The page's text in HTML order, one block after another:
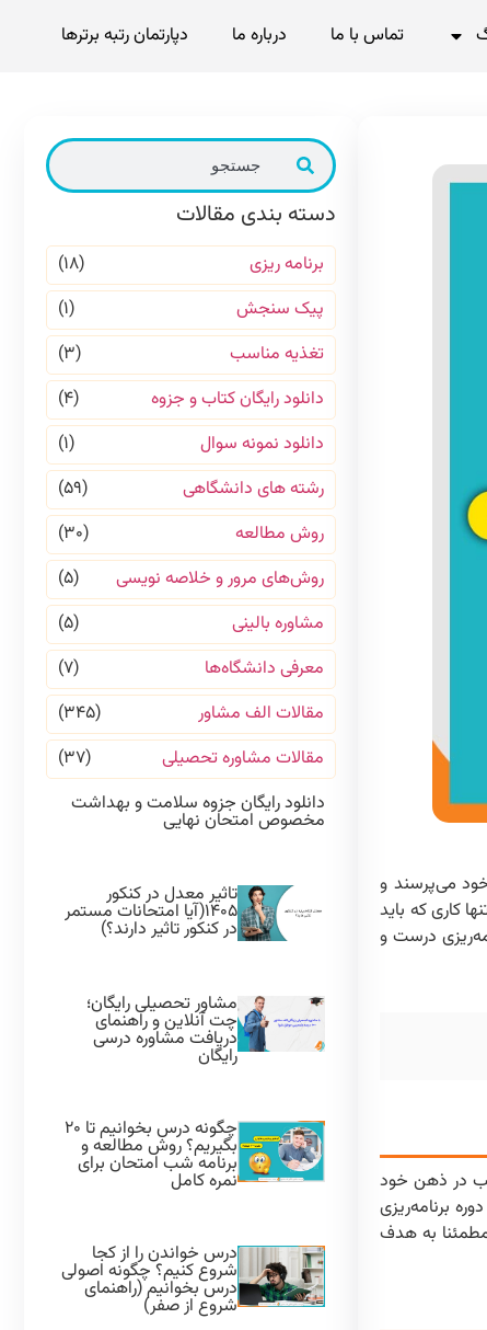
تماس با ما درباره ما دپارتمان رتبه برترها
می‌پرسند و
کاری که باید
درست و
در ذهن خود
برنامه‌ریزی
مطمئنا به هدف
دسته بندی مقالات
برنامه ریزی
(۱۸)
پیک سنجش
(۱)
تغذیه مناسب
(۳)
دانلود رایگان کتاب و جزوه
(۴)
دانلود نمونه سوال
(۱)
رشته های دانشگاهی
(۵۹)
روش مطالعه
(۳۰)
روش‌های مرور و خلاصه نویسی
(۵)
مشاوره بالینی
(۵)
معرفی دانشگاه‌ها
(۷)
مقالات الف مشاور
(۳۴۵)
مقالات مشاوره تحصیلی
(۳۷)
دانلود رایگان جزوه سلامت و بهداشت
مخصوص امتحان نهایی
تاثیر معدل در کنکور
۱۴۰۵(آیا امتحانات مستمر
در کنکور تاثیر دارند؟)
مشاور تحصیلی رایگان؛
چت آنلاین و راهنمای
دریافت مشاوره درسی
رایگان
چگونه درس بخوانیم تا ۲۰
بگیریم؟ روش مطالعه و
برنامه شب امتحان برای
نمره کامل
درس خواندن را از کجا
شروع کنیم؟ چگونه اصولی
درس بخوانیم (راهنمای
شروع از صفر)